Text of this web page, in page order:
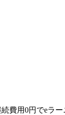
費用0円でeラ